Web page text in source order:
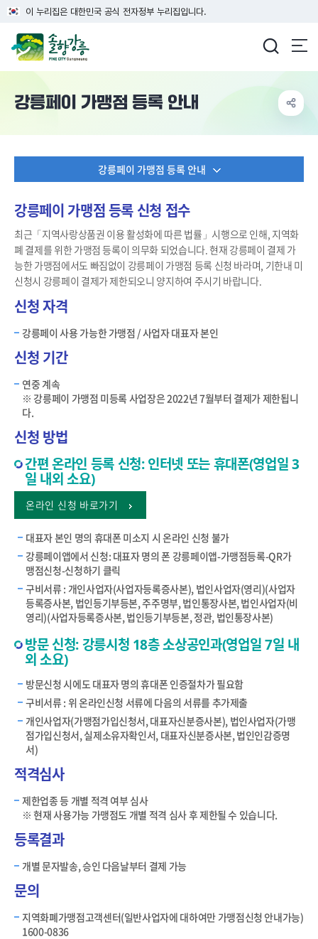
이 누리집은 대한민국 공식 전자정부 누리집입니다.
강릉페이 가맹점 등록 안내
강릉페이 가맹점 등록 안내
강릉페이 가맹점 등록 신청 접수
최근「지역사랑상품권 이용 활성화에 따른 법률」시행으로 인해, 지역화
폐 결제를 위한 가맹점 등록이 의무화 되었습니다. 현재 강릉페이 결제 가
능한 가맹점에서도 빠짐없이 강릉페이 가맹점 등록 신청 바라며, 기한내 미
신청시 강릉페이 결제가 제한되오니 양지하여 주시기 바랍니다.
신청 자격
강릉페이 사용 가능한 가맹점 / 사업자 대표자 본인
신청 기간
연중 계속
※ 강릉페이 가맹점 미등록 사업장은 2022년 7월부터 결제가 제한됩니
다.
신청 방법
간편 온라인 등록 신청: 인터넷 또는 휴대폰(영업일 3
일 내외 소요)
온라인 신청 바로가기
대표자 본인 명의 휴대폰 미소지 시 온라인 신청 불가
강릉페이앱에서 신청: 대표자 명의 폰 강릉페이앱-가맹점등록-QR가
맹점신청-신청하기 클릭
구비서류 : 개인사업자(사업자등록증사본), 법인사업자(영리)(사업자
등록증사본, 법인등기부등본, 주주명부, 법인통장사본, 법인사업자(비
영리)(사업자등록증사본, 법인등기부등본, 정관, 법인통장사본)
방문 신청: 강릉시청 18층 소상공인과(영업일 7일 내
외 소요)
방문신청 시에도 대표자 명의 휴대폰 인증절차가 필요함
구비서류 : 위 온라인신청 서류에 다음의 서류를 추가제출
개인사업자(가맹점가입신청서, 대표자신분증사본), 법인사업자(가맹
점가입신청서, 실제소유자확인서, 대표자신분증사본, 법인인감증명
서)
적격심사
제한업종 등 개별 적격 여부 심사
※ 현재 사용가능 가맹점도 개별 적격 심사 후 제한될 수 있습니다.
등록결과
개별 문자발송, 승인 다음날부터 결제 가능
문의
지역화폐가맹점고객센터(일반사업자에 대하여만 가맹점신청 안내가능)
1600-0836